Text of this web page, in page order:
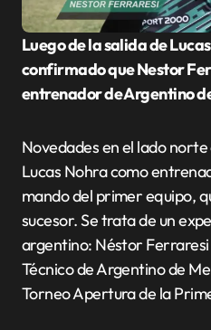
Luego de la salida de Lucas Nohra, quedó
confirmado que Nestor
entrenador de Argentino
Novedades en el lado
Lucas Nohra como
mando del primer equipo,
sucesor. Se trata de un
argentino: Néstor
Técnico de Argentino de
Torneo Apertura de la